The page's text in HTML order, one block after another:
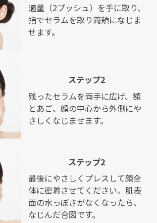
適量（2プッシュ）を手に取り、
指でセラムを取り両頬になじま
せます。
ステップ2
残ったセラムを両手に広げ、額
とあご、顔の中心から外側にや
さしくなじませます。
ステップ2
最後にやさしくプレスして顔全
体に密着させてください。肌表
面の水っぽさがなくなったら、
なじんだ合図です。